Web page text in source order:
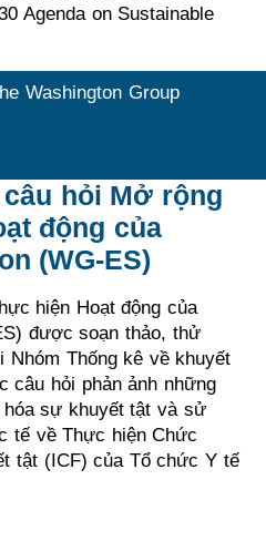
Agenda on Sustainable
Washington Group
hỏi Mở rộng
động của
(WG-ES)
hiện Hoạt động của
được soạn thảo, thử
Nhóm Thống kê về khuyết
câu hỏi phản ảnh những
sự khuyết tật và sử
tế về Thực hiện Chức
tật (ICF) của Tổ chức Y tế